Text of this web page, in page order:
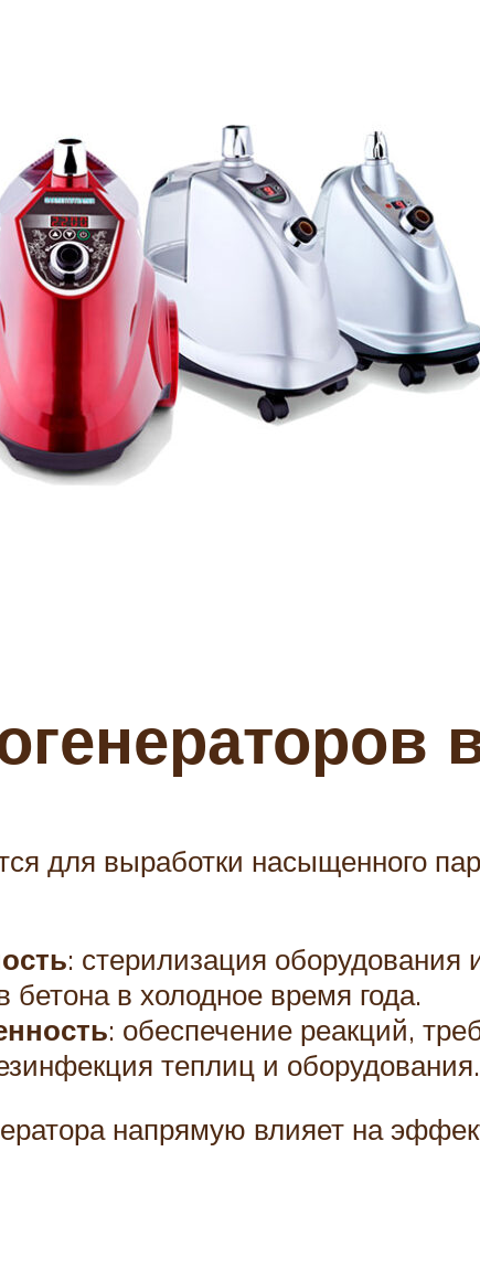
для выработки насыщенного
: стерилизация оборудования
бетона в холодное время года.
: обеспечение реакций,
теплиц и оборудования.
напрямую влияет на